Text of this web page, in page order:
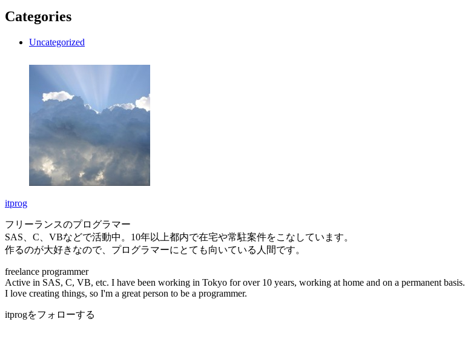
Categories
Uncategorized
itprog
フリーランスのプログラマー
SAS、C、VBなどで活動中。10年以上都内で在宅や常駐案件をこなしています。
作るのが大好きなので、プログラマーにとても向いている人間です。
freelance programmer
Active in SAS, C, VB, etc. I have been working in Tokyo for over 10 years, working at home and on a permanent basis.
I love creating things, so I'm a great person to be a programmer.
itprogをフォローする